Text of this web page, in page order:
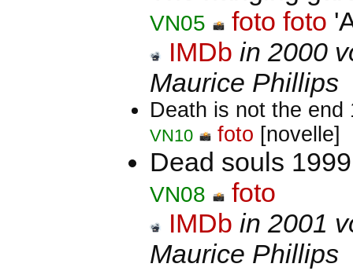
VN05 foto foto
IMDb in 2000
Maurice Phillips
Death is not the
VN10 foto [novelle]
Dead souls
VN08
foto
IMDb in 2001
Maurice Phillips